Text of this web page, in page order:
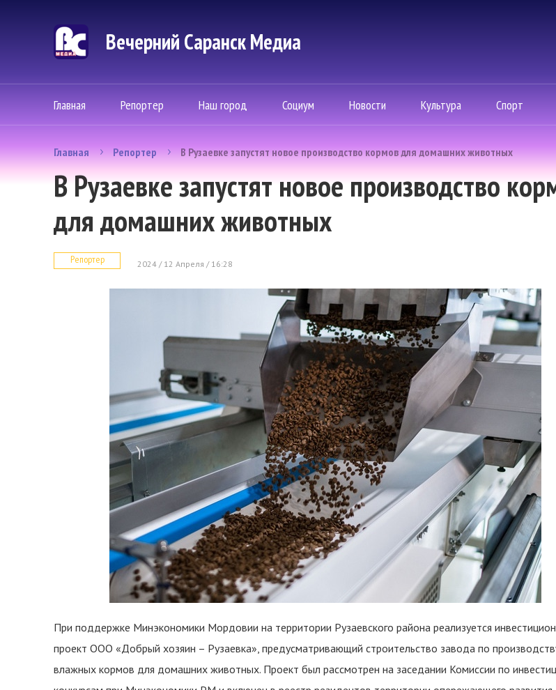
Вечерний Саранск Mедиа
Главная Репортер Наш город Социум Новости Культура Спорт
Главная Репортер В Рузаевке запустят новое производство кормов для домашних животных
В Рузаевке запустят новое производство
для домашних животных
Репортер 2024 / 12 Апреля / 16:28
При поддержке Минэкономики Мордовии на территории Рузаевского района реализуется
проект ООО «Добрый хозяин – Рузаевка», предусматривающий строительство завода по
влажных кормов для домашних животных. Проект был рассмотрен на заседании Комиссии по